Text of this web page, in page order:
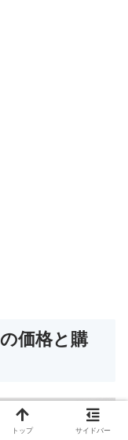
価格と購
トップ サイドバー